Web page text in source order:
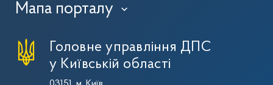
Мапа порталу ›
Головне управління ДПС
у Київській області